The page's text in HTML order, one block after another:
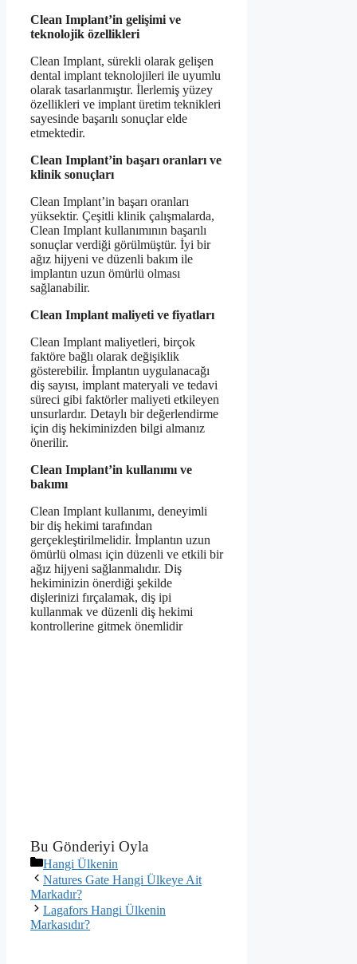
Clean Implant’in gelişimi ve
teknolojik özellikleri
Clean Implant, sürekli olarak gelişen
dental implant teknolojileri ile uyumlu
olarak tasarlanmıştır. İlerlemiş yüzey
özellikleri ve implant üretim teknikleri
sayesinde başarılı sonuçlar elde
etmektedir.
Clean Implant’in başarı oranları ve
klinik sonuçları
Clean Implant’in başarı oranları
yüksektir. Çeşitli klinik çalışmalarda,
Clean Implant kullanımının başarılı
sonuçlar verdiği görülmüştür. İyi bir
ağız hijyeni ve düzenli bakım ile
implantın uzun ömürlü olması
sağlanabilir.
Clean Implant maliyeti ve fiyatları
Clean Implant maliyetleri, birçok
faktöre bağlı olarak değişiklik
gösterebilir. İmplantın uygulanacağı
diş sayısı, implant materyali ve tedavi
süreci gibi faktörler maliyeti etkileyen
unsurlardır. Detaylı bir değerlendirme
için diş hekiminizden bilgi almanız
önerilir.
Clean Implant’in kullanımı ve
bakımı
Clean Implant kullanımı, deneyimli
bir diş hekimi tarafından
gerçekleştirilmelidir. İmplantın uzun
ömürlü olması için düzenli ve etkili bir
ağız hijyeni sağlanmalıdır. Diş
hekiminizin önerdiği şekilde
dişlerinizi fırçalamak, diş ipi
kullanmak ve düzenli diş hekimi
kontrollerine gitmek önemlidir
Bu Gönderiyi Oyla
Kategoriler
Hangi Ülkenin
Natures Gate Hangi Ülkeye Ait
Markadır?
Lagafors Hangi Ülkenin
Markasıdır?